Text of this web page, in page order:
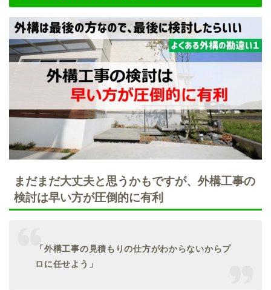
まだまだ大丈夫と思うかもですが、外構工事の
検討は早い方が圧倒的に有利
「外構工事の見積もりの仕方がわからないからプ
ロに任せよう」